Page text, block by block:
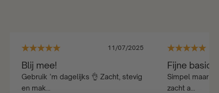
11/07/2025
Blij mee!
Gebruik ’m dagelijks 👌 Zacht, stevig
en mak...
Fijne basic
Simpel maar
zacht a...